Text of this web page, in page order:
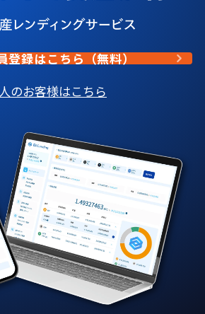
登録はこちら（無料）
のお客様はこちら